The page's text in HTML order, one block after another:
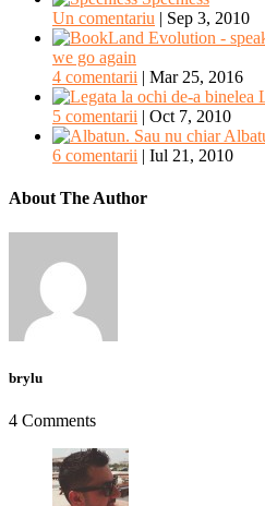
Un comentariu | Sep 3, 2010
we go again
4 comentarii | Mar 25, 2016
5 comentarii | Oct 7, 2010
6 comentarii | Iul 21, 2010
About The Author
brylu
4 Comments